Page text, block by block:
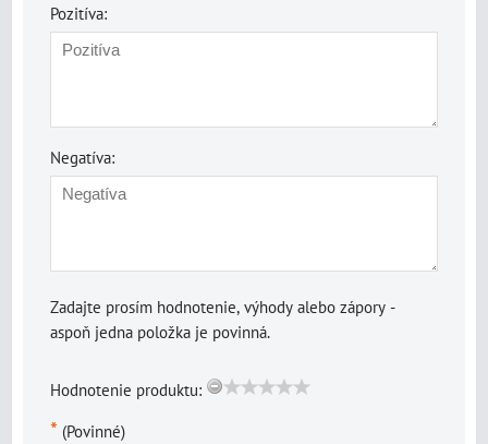
Pozitíva:
Negatíva:
Zadajte prosím hodnotenie, výhody alebo zápory -
aspoň jedna položka je povinná.
Hodnotenie produktu:
* (Povinné)